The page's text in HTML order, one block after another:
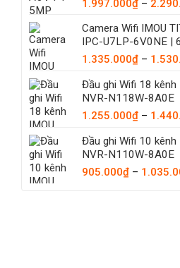
1.997.000₫ –
Camera Wifi IMOU
IPC-U7LP-6V0NE |
1.335.000₫ –
Đầu ghi Wifi 18 kênh
NVR-N118W-8A0E
1.255.000₫ –
Đầu ghi Wifi 10 kênh
NVR-N110W-8A0E
905.000₫ –